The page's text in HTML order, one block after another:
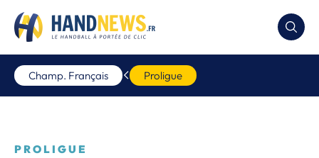
Champ. Français Proligue
PROLIGUE